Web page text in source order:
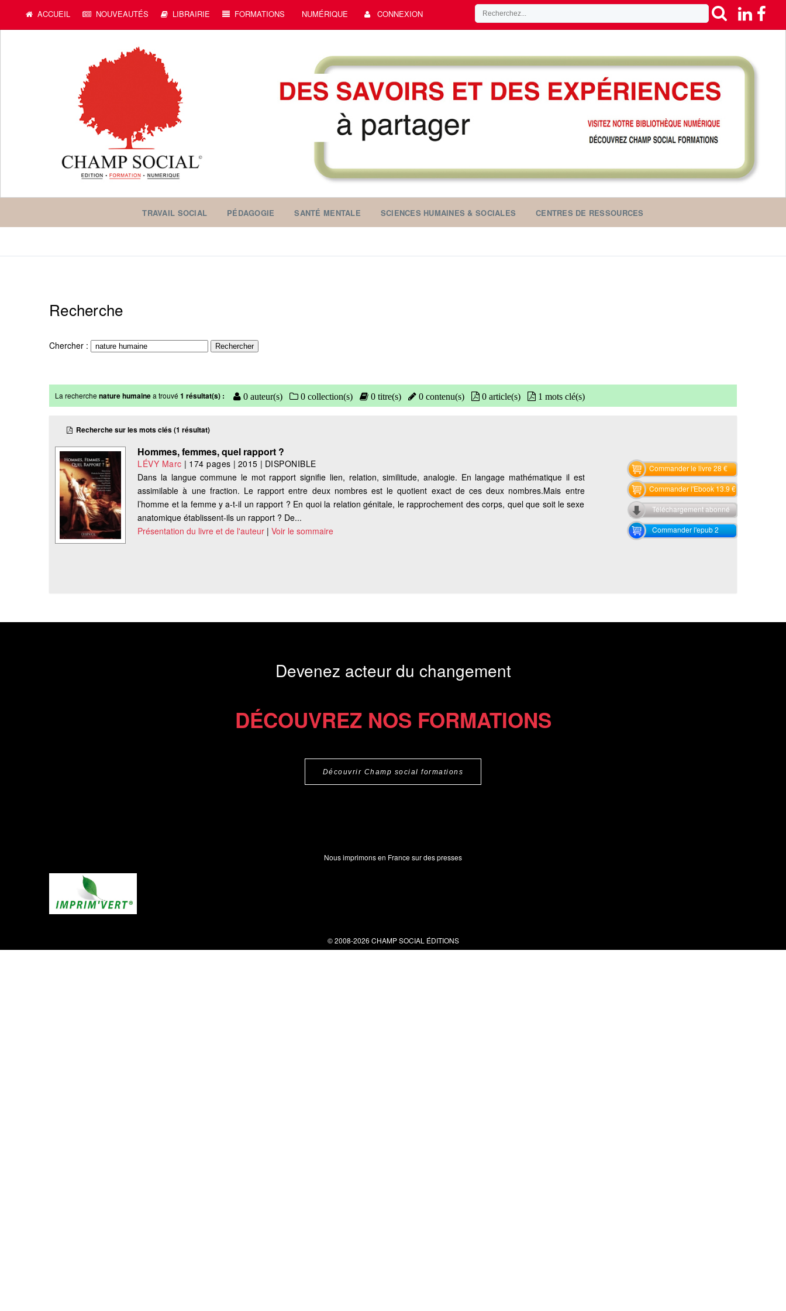
ACCUEIL NOUVEAUTÉS LIBRAIRIE FORMATIONS NUMÉRIQUE CONNEXION
TRAVAIL SOCIAL PÉDAGOGIE SANTÉ MENTALE SCIENCES HUMAINES & SOCIALES CENTRES DE RESSOURCES
Recherche
Chercher :
La recherchenature humainea trouvé1 résultat(s) : 0 auteur(s) 0 collection(s) 0 titre(s) 0 contenu(s) 0 article(s) 1 mots clé(s)
Recherche sur les mots clés (1 résultat)
Hommes, femmes, quel rapport ?
LÉVY Marc | 174 pages | 2015 | DISPONIBLE
Dans la langue commune le mot rapport signifie lien, relation, similitude, analogie. En langage mathématique il est
assimilable à une fraction. Le rapport entre deux nombres est le quotient exact de ces deux nombres.Mais entre
l’homme et la femme y a-t-il un rapport ? En quoi la relation génitale, le rapprochement des corps, quel que soit le sexe
anatomique établissent-ils un rapport ? De...
Présentation du livre et de l'auteur |Voir le sommaire
Commander le livre 28 €
Commander l'Ebook 13.9 €
Téléchargement abonné
Commander l'epub 2
Devenez acteur du changement
DÉCOUVREZ NOS FORMATIONS
Découvrir Champ social formations
Nous imprimons en France sur des presses
© 2008-2026 CHAMP SOCIAL ÉDITIONS